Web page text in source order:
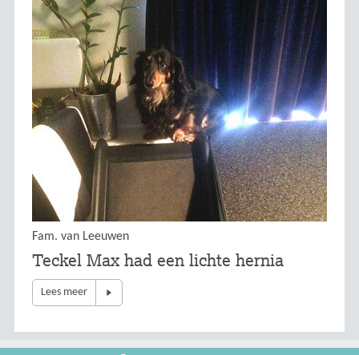
Fam. van Leeuwen
Teckel Max had een lichte hernia
Lees meer